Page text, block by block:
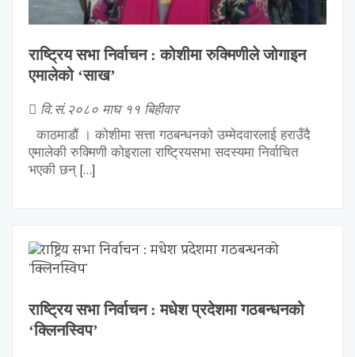
राष्ट्रिय सभा निर्वाचन : कोशीमा रुक्मिणीले जोगाइन
एमालेको ‘साख’
वि.सं.२०८० माघ ११ बिहीवार
काठमाडौं । कोशीमा सत्ता गठबन्धनको उम्मेदवारलाई हराउँदै
एमालेकी रुक्मिणी कोइराला राष्ट्रियसभा सदस्यमा निर्वाचित
भएकी छन् […]
राष्ट्रिय सभा निर्वाचन : मधेश प्रदेशमा गठबन्धनको
‘क्लिनस्विप’